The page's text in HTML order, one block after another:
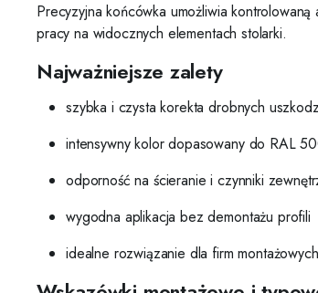
Precyzyjna końcówka umożliwia
pracy na widocznych elementach stolarki.
Najważniejsze zalety
szybka i czysta korekta drobnych
intensywny kolor dopasowany do RAL
odporność na ścieranie i czynniki
wygodna aplikacja bez demontażu profili
idealne rozwiązanie dla firm